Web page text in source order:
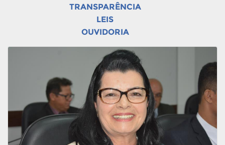
TRANSPARÊNCIA
LEIS
OUVIDORIA